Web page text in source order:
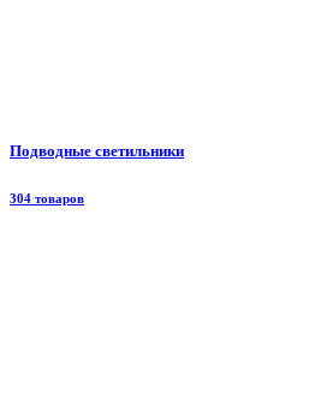
Подводные светильники
304 товаров